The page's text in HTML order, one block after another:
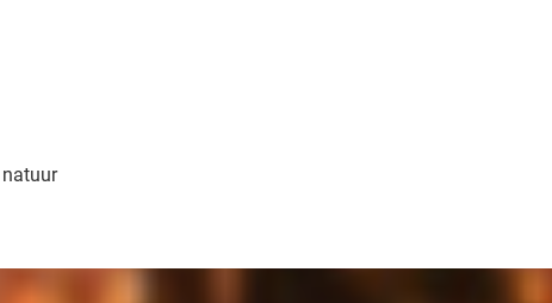
natuur